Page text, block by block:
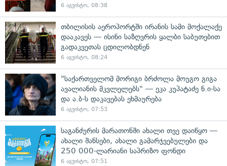
6 აგვისტო, 08:38
თბილისის აეროპორტში ირანის სამი მოქალაქე
დააკავეს — ისინი საზღვრის ყალბი საბუთებით
გადაკვეთას ცდილობდნენ
6 აგვისტო, 08:24
"საქართველომ მორიგი ბრძოლა მოუგო გიგა
ავალიანის მკვლელებს" — ეკა კუპატაძე ნ.ი-სა
და ა.ბ-ს დაკავებას ეხმაურება
6 აგვისტო, 07:53
საგანძურის მარათონში ახალი თვე დაიწყო —
ახალი შანსები, ახალი გამარჯვებულები და
250 000-ლარიანი საპრიზო ფონდი
6 აგვისტო, 07:51